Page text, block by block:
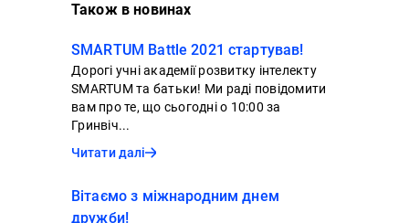
Також в новинах
SMARTUM Battle 2021 стартував!
Дорогі учні академії розвитку інтелекту
SMARTUM та батьки! Ми раді повідомити
вам про те, що сьогодні о 10:00 за
Гринвіч...
Читати далі
Вітаємо з міжнародним днем
дружби!